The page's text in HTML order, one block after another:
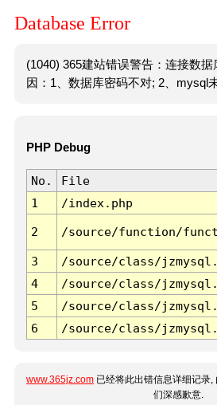
Database Error
(1040) 365建站错误警告：连接数
因：1、数据库密码不对; 2、mysql
PHP Debug
No. File
1
/index.php
2 /source/function/
3 /source/class/
4
/source/class/
5
/source/class/
6
/source/class/
www.365jz.com 已经将此出错信息详细记录
们深感歉意.